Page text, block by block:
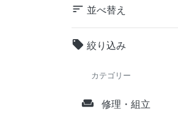
sort 並べ替え
local_offer 絞り込み
カテゴリー
weekend 修理・組立